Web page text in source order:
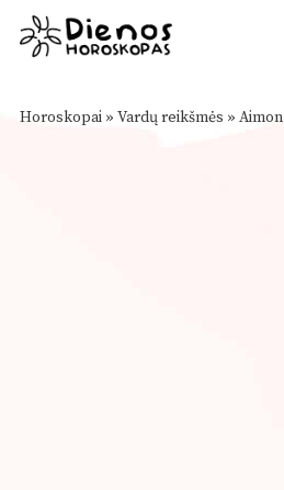
Horoskopai » Vardų reikšmės » Aimon